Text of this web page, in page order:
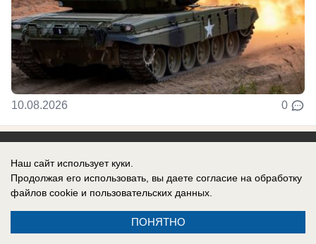
10.08.2026 0
Реклама на сайте
Информация
Наш сайт использует куки.
Продолжая его использовать, вы даете согласие на обработку
файлов cookie и пользовательских данных.
ПОНЯТНО